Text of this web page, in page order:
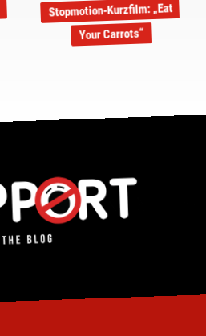
Stopmotion-Kurzfilm: „Eat
Your Carrots“